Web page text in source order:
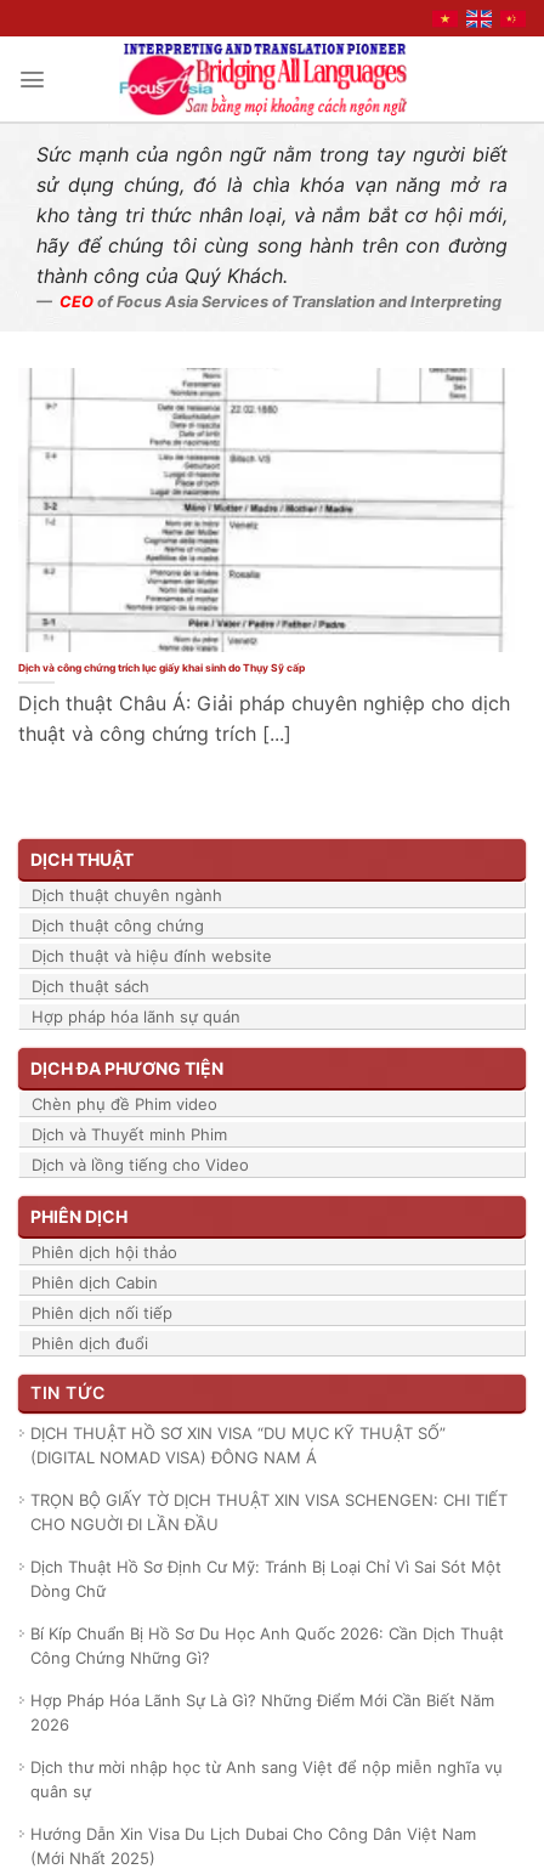
Sức mạnh của ngôn ngữ nằm trong tay người biết
sử dụng chúng, đó là chìa khóa vạn năng mở ra
kho tàng tri thức nhân loại, và nắm bắt cơ hội mới,
hãy để chúng tôi cùng song hành trên con đường
thành công của Quý Khách.
CEO of Focus Asia Services of Translation and Interpreting
Dịch và công chứng trích lục giấy khai sinh do Thụy Sỹ cấp
Dịch thuật Châu Á: Giải pháp chuyên nghiệp cho dịch
thuật và công chứng trích [...]
DỊCH THUẬT
Dịch thuật chuyên ngành
Dịch thuật công chứng
Dịch thuật và hiệu đính website
Dịch thuật sách
Hợp pháp hóa lãnh sự quán
DỊCH ĐA PHƯƠNG TIỆN
Chèn phụ đề Phim video
Dịch và Thuyết minh Phim
Dịch và lồng tiếng cho Video
PHIÊN DỊCH
Phiên dịch hội thảo
Phiên dịch Cabin
Phiên dịch nối tiếp
Phiên dịch đuổi
TIN TỨC
DỊCH THUẬT HỒ SƠ XIN VISA “DU MỤC KỸ THUẬT SỐ”
(DIGITAL NOMAD VISA) ĐÔNG NAM Á
TRỌN BỘ GIẤY TỜ DỊCH THUẬT XIN VISA SCHENGEN: CHI TIẾT
CHO NGUỜI ĐI LẦN ĐẦU
Dịch Thuật Hồ Sơ Định Cư Mỹ: Tránh Bị Loại Chỉ Vì Sai Sót Một
Dòng Chữ
Bí Kíp Chuẩn Bị Hồ Sơ Du Học Anh Quốc 2026: Cần Dịch Thuật
Công Chứng Những Gì?
Hợp Pháp Hóa Lãnh Sự Là Gì? Những Điểm Mới Cần Biết Năm
2026
Dịch thư mời nhập học từ Anh sang Việt để nộp miễn nghĩa vụ
quân sự
Hướng Dẫn Xin Visa Du Lịch Dubai Cho Công Dân Việt Nam
(Mới Nhất 2025)